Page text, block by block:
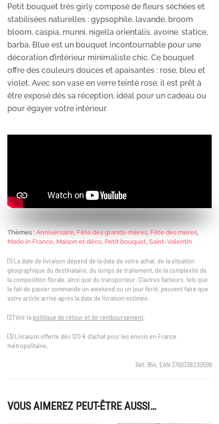
Petit bouquet très girly composé de fleurs séchées et
stabilisées naturelles : gypsophile, lavande, broom
bloom, caspia, munni, nigella orientalis, avoine, statice,
barba. Blue est un bouquet incontournable pour une
décoration d’intérieur minimaliste chic. Ce bouquet
offre des couleurs douces et apaisantes : rose, bleu et
violet. Avec son vase en verre teinté rose, il est prêt à
être exposé dès sa réception, idéal pour un cadeau ou
pour égayer votre intérieur.
Thèmes : Anniversaire, Fête des grands-mères, Fête des mères,
Made in France, Maison et déco, Petit bouquet, Saint-Valentin
(1) La date de livraison dépend de la date de votre achat, de la situation
géographique du destinataire, du temps de traitement, de la complexité de
la composition florale, ainsi que du transporteur. D’autres facteurs, tels que
le fait de passer commande un weekend ou un jour férié, peuvent faire que
votre article arrive après la date de livraison estimée.
(2) Voir la politique de retour et de remboursement.
(3) Livraison offerte dès 120 € d’achat pour les envois en France
métropolitaine.
Réf. 954, EAN 3760338230599
VOUS AIMEREZ PEUT-ÊTRE AUSSI…